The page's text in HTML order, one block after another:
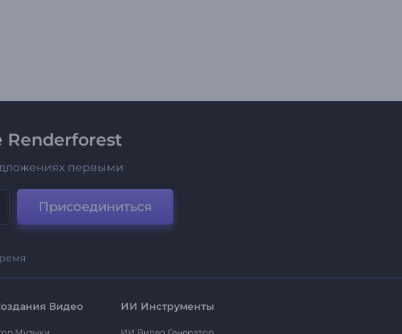
Renderforest
первыми
Присоединиться
Видео ИИ Инструменты